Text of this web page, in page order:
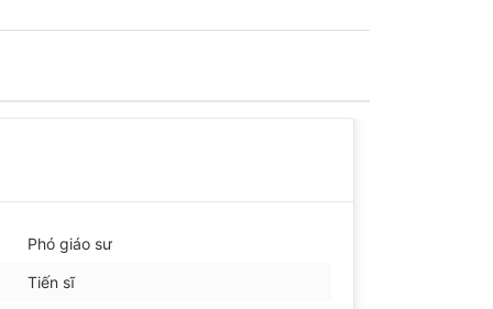
Phó giáo sư
Tiến sĩ